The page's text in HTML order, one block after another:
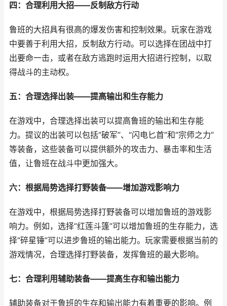
四：合理利用大招——反制敌方行动
鲁班的大招具有很高的爆发伤害和控制效果。玩家在游戏
中要善于利用大招，反制敌方行动。可以选择在团战中打
出要命一击，或者在敌方逃跑时运用大招进行控制，以取
得战斗的主动权。
五：合理选择出装——提高输出和生存能力
在游戏中，合理选择出装可以提高鲁班的输出和生存能
力。提议的出装可以包括“破军”、“闪电匕首”和“宗师之力”
等装备，这些装备可以提供额外的攻击力、暴击率和生活
值，让鲁班在战斗中更加强大。
六：根据局势选择打野装备——增加游戏影响力
在游戏中，根据局势选择打野装备可以增加鲁班的游戏影
响力。例如，选择“红莲斗篷”可以增加鲁班的生存能力，选
择“碎星锤”可以进步鲁班的输出能力。玩家需要根据当前的
游戏情况，合理选择打野装备，发挥鲁班的最大影响。
七：合理利用辅助装备——提高生存和输出能力
辅助装备对于鲁班的生存和输出能力有着重要的影响。例